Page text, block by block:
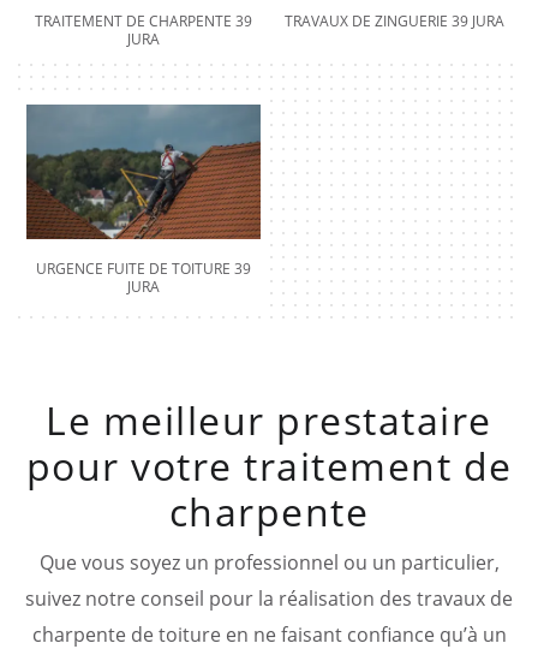
TRAITEMENT DE CHARPENTE 39
JURA
TRAVAUX DE ZINGUERIE 39 JURA
URGENCE FUITE DE TOITURE 39
JURA
Le meilleur prestataire
pour votre traitement de
charpente
Que vous soyez un professionnel ou un particulier,
suivez notre conseil pour la réalisation des travaux de
charpente de toiture en ne faisant confiance qu’à un